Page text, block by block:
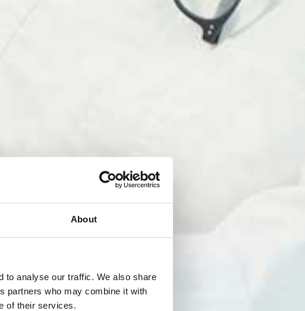
About
to analyse our traffic. We also share
partners who may combine it with
of their services.